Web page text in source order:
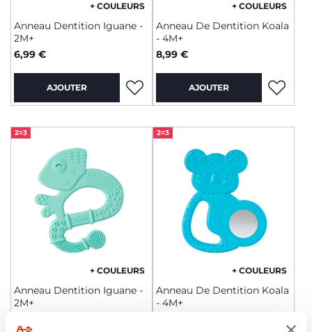
+ COULEURS
Anneau Dentition Iguane -
2M+
6,99 €
AJOUTER
+ COULEURS
Anneau De Dentition Koala
- 4M+
8,99 €
AJOUTER
2=3
+ COULEURS
Anneau Dentition Iguane -
2M+
2=3
+ COULEURS
Anneau De Dentition Koala
- 4M+